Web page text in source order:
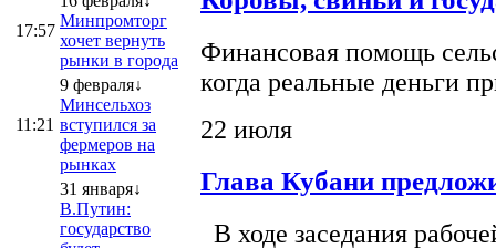
17:57
Минпромторг
хочет вернуть
рынки в города
11:21
9 февраля↓
Минсельхоз
вступился за
фермеров на
рынках
31 января↓
В.Путин:
государство
Финансовая помощь
когда реальные деньги
22 июля
Глава Кубани
В ходе заседания